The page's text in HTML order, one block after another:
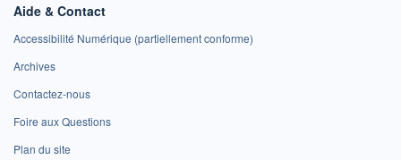
Aide & Contact
Accessibilité Numérique (partiellement conforme)
Archives
Contactez-nous
Foire aux Questions
Plan du site